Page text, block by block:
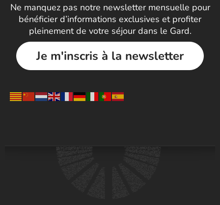
Ne manquez pas notre newsletter mensuelle pour
bénéficier d’informations exclusives et profiter
pleinement de votre séjour dans le Gard.
Je m'inscris à la newsletter